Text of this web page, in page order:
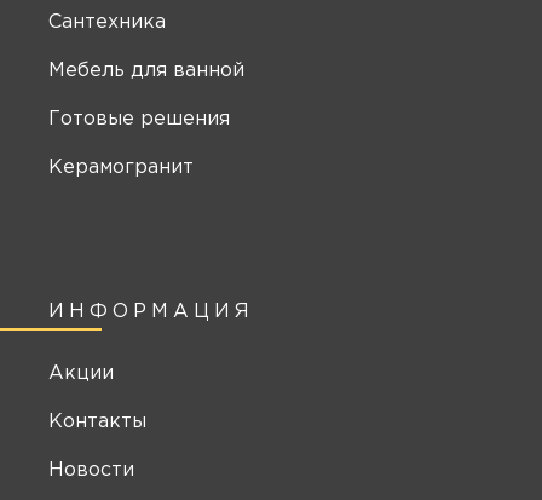
ИНФОРМАЦИЯ
Акции
Контакты
Новости
Сантехника
Мебель для ванной
Готовые решения
Керамогранит